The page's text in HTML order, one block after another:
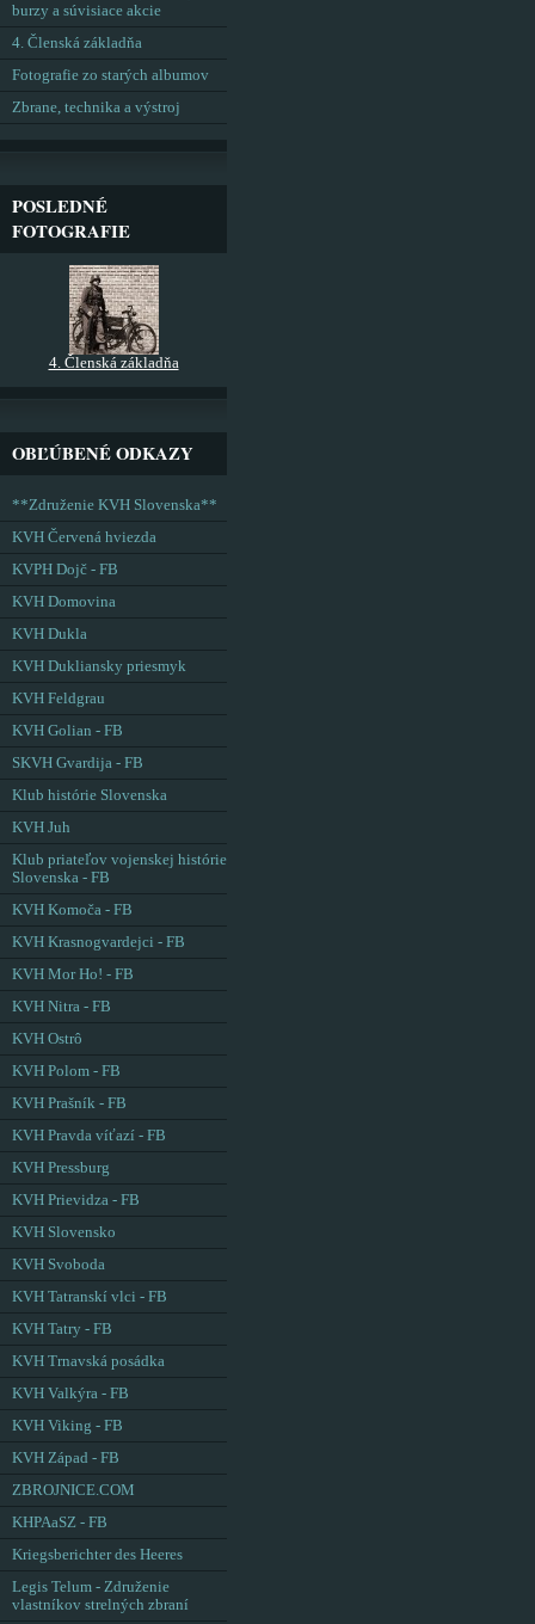
burzy a súvisiace akcie
4. Členská základňa
Fotografie zo starých albumov
Zbrane, technika a výstroj
POSLEDNÉ
FOTOGRAFIE
4. Členská základňa
OBĽÚBENÉ ODKAZY
**Združenie KVH Slovenska**
KVH Červená hviezda
KVPH Dojč - FB
KVH Domovina
KVH Dukla
KVH Dukliansky priesmyk
KVH Feldgrau
KVH Golian - FB
SKVH Gvardija - FB
Klub histórie Slovenska
KVH Juh
Klub priateľov vojenskej histórie
Slovenska - FB
KVH Komoča - FB
KVH Krasnogvardejci - FB
KVH Mor Ho! - FB
KVH Nitra - FB
KVH Ostrô
KVH Polom - FB
KVH Prašník - FB
KVH Pravda víťazí - FB
KVH Pressburg
KVH Prievidza - FB
KVH Slovensko
KVH Svoboda
KVH Tatranskí vlci - FB
KVH Tatry - FB
KVH Trnavská posádka
KVH Valkýra - FB
KVH Viking - FB
KVH Západ - FB
ZBROJNICE.COM
KHPAaSZ - FB
Kriegsberichter des Heeres
Legis Telum - Združenie
vlastníkov strelných zbraní